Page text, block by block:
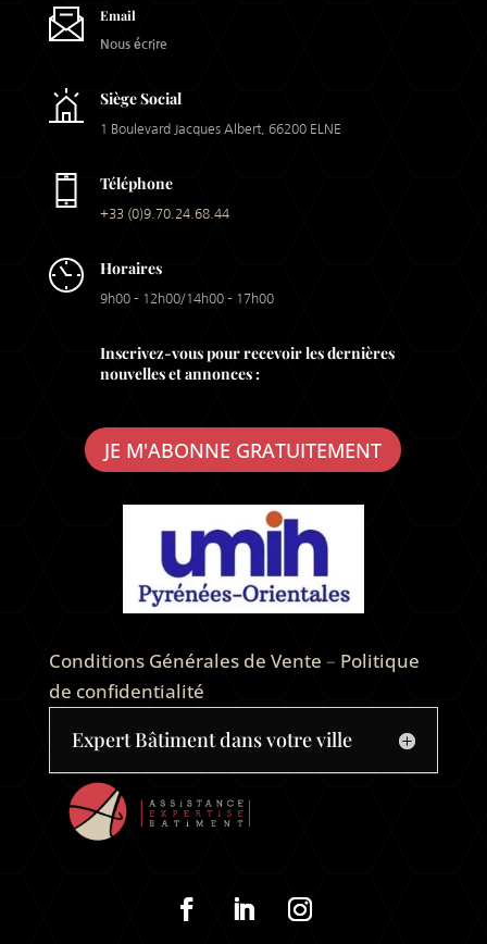
Email
Nous écrire
Siège Social
1 Boulevard Jacques Albert, 66200 ELNE
Téléphone
+33 (0)9.70.24.68.44
Horaires
9h00 – 12h00/14h00 – 17h00
Inscrivez-vous pour recevoir les dernières
nouvelles et annonces :
JE M'ABONNE GRATUITEMENT
Conditions Générales de Vente – Politique
de confidentialité
Expert Bâtiment dans votre ville